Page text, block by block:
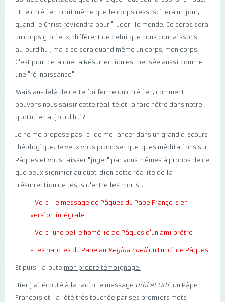
Et le chrétien croit même que le corps ressuscitera un jour,
quand le Christ reviendra pour "juger" le monde. Ce corps sera
un corps glorieux, différent de celui que nous connaissons
aujourd'hui, mais ce sera quand même un corps, mon corps!
C'est pour cela que la Résurrection est pensée aussi comme
une "ré-naissance".
Mais au-delà de cette foi ferme du chrétien, comment
pouvons nous saisir cette réalité et la faie nôtre dans notre
quotidien aujourd'hui?
Je ne me propose pas ici de me lancer dans un grand discours
théologique. Je veux vous proposer quelques méditations sur
Pâques et vous laisser "juger" par vous mêmes à propos de ce
que peux signifier au quotidien cette réalité de la
"résurrection de Jésus d'entre les morts".
- Voici le message de Pâques du Pape François en
version intégrale
- Voici une belle homélie de Pâques d'un ami prêtre
- les paroles du Pape au Regina coeli du Lundi de Pâques
Et puis j'ajoute mon propre témoignage.
Hier j'ai écouté à la radio le message Urbi et Orbi du Pâpe
François et j'ai été très touchée par ses premiers mots